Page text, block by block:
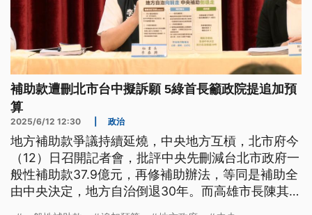
補助款遭刪北市台中擬訴願 5綠首長籲政院提追加預
算
2025/6/12 12:30 政治
地方補助款爭議持續延燒，中央地方互槓，北市府今
（12）日召開記者會，批評中央先刪減台北市政府一
般性補助款37.9億元，再修補助辦法，等同是補助全
由中央決定，地方自治倒退30年。而高雄市長陳其邁